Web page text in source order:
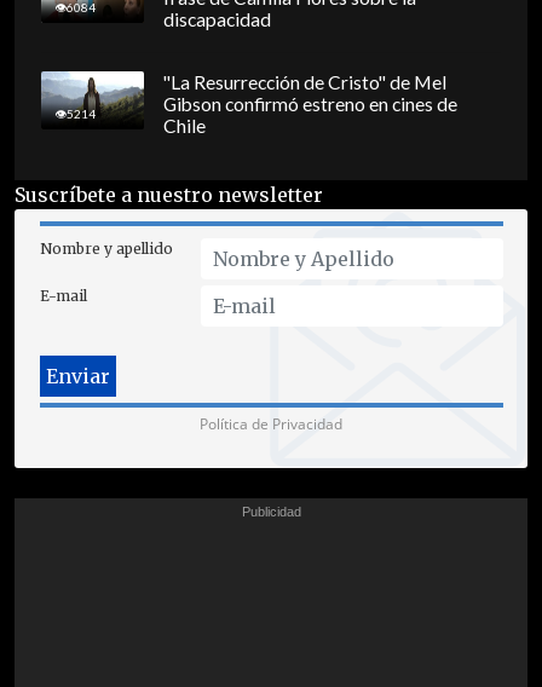
6084
discapacidad
5214
"La Resurrección de Cristo" de Mel
Gibson confirmó estreno en cines de
Chile
Suscríbete a nuestro newsletter
Nombre y apellido
E-mail
Política de Privacidad